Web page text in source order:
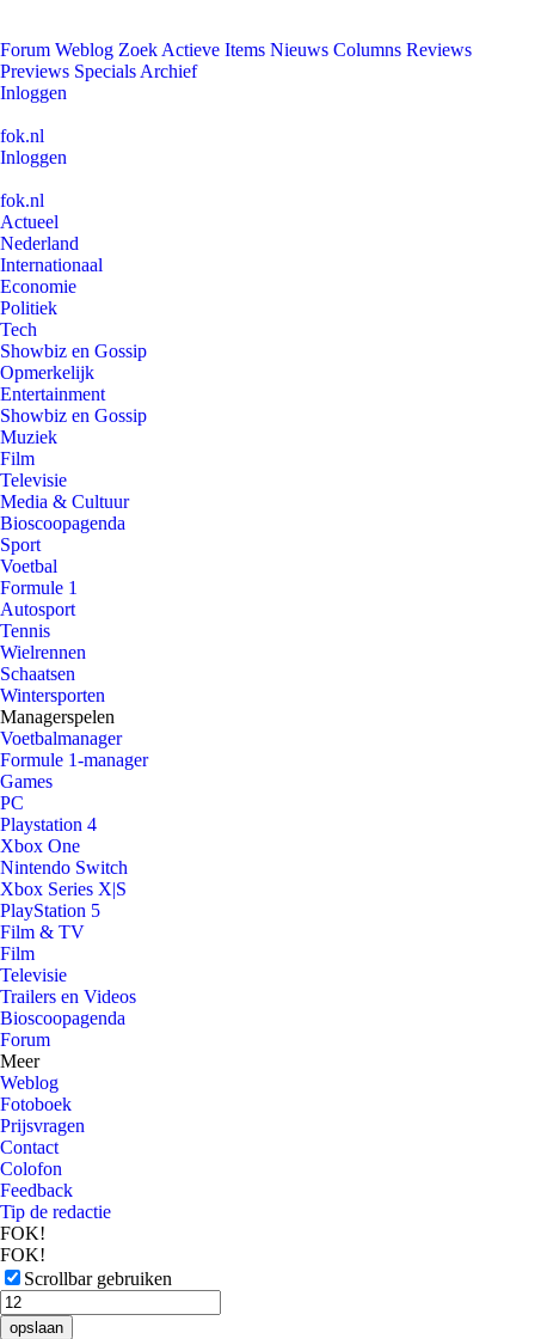
Forum Weblog Zoek Actieve Items Nieuws Columns Reviews
Previews Specials Archief
Inloggen
fok.nl
Inloggen
fok.nl
Actueel
Nederland
Internationaal
Economie
Politiek
Tech
Showbiz en Gossip
Opmerkelijk
Entertainment
Showbiz en Gossip
Muziek
Film
Televisie
Media & Cultuur
Bioscoopagenda
Sport
Voetbal
Formule 1
Autosport
Tennis
Wielrennen
Schaatsen
Wintersporten
Managerspelen
Voetbalmanager
Formule 1-manager
Games
PC
Playstation 4
Xbox One
Nintendo Switch
Xbox Series X|S
PlayStation 5
Film & TV
Film
Televisie
Trailers en Videos
Bioscoopagenda
Forum
Meer
Weblog
Fotoboek
Prijsvragen
Contact
Colofon
Feedback
Tip de redactie
FOK!
FOK!
Scrollbar gebruiken
opslaan